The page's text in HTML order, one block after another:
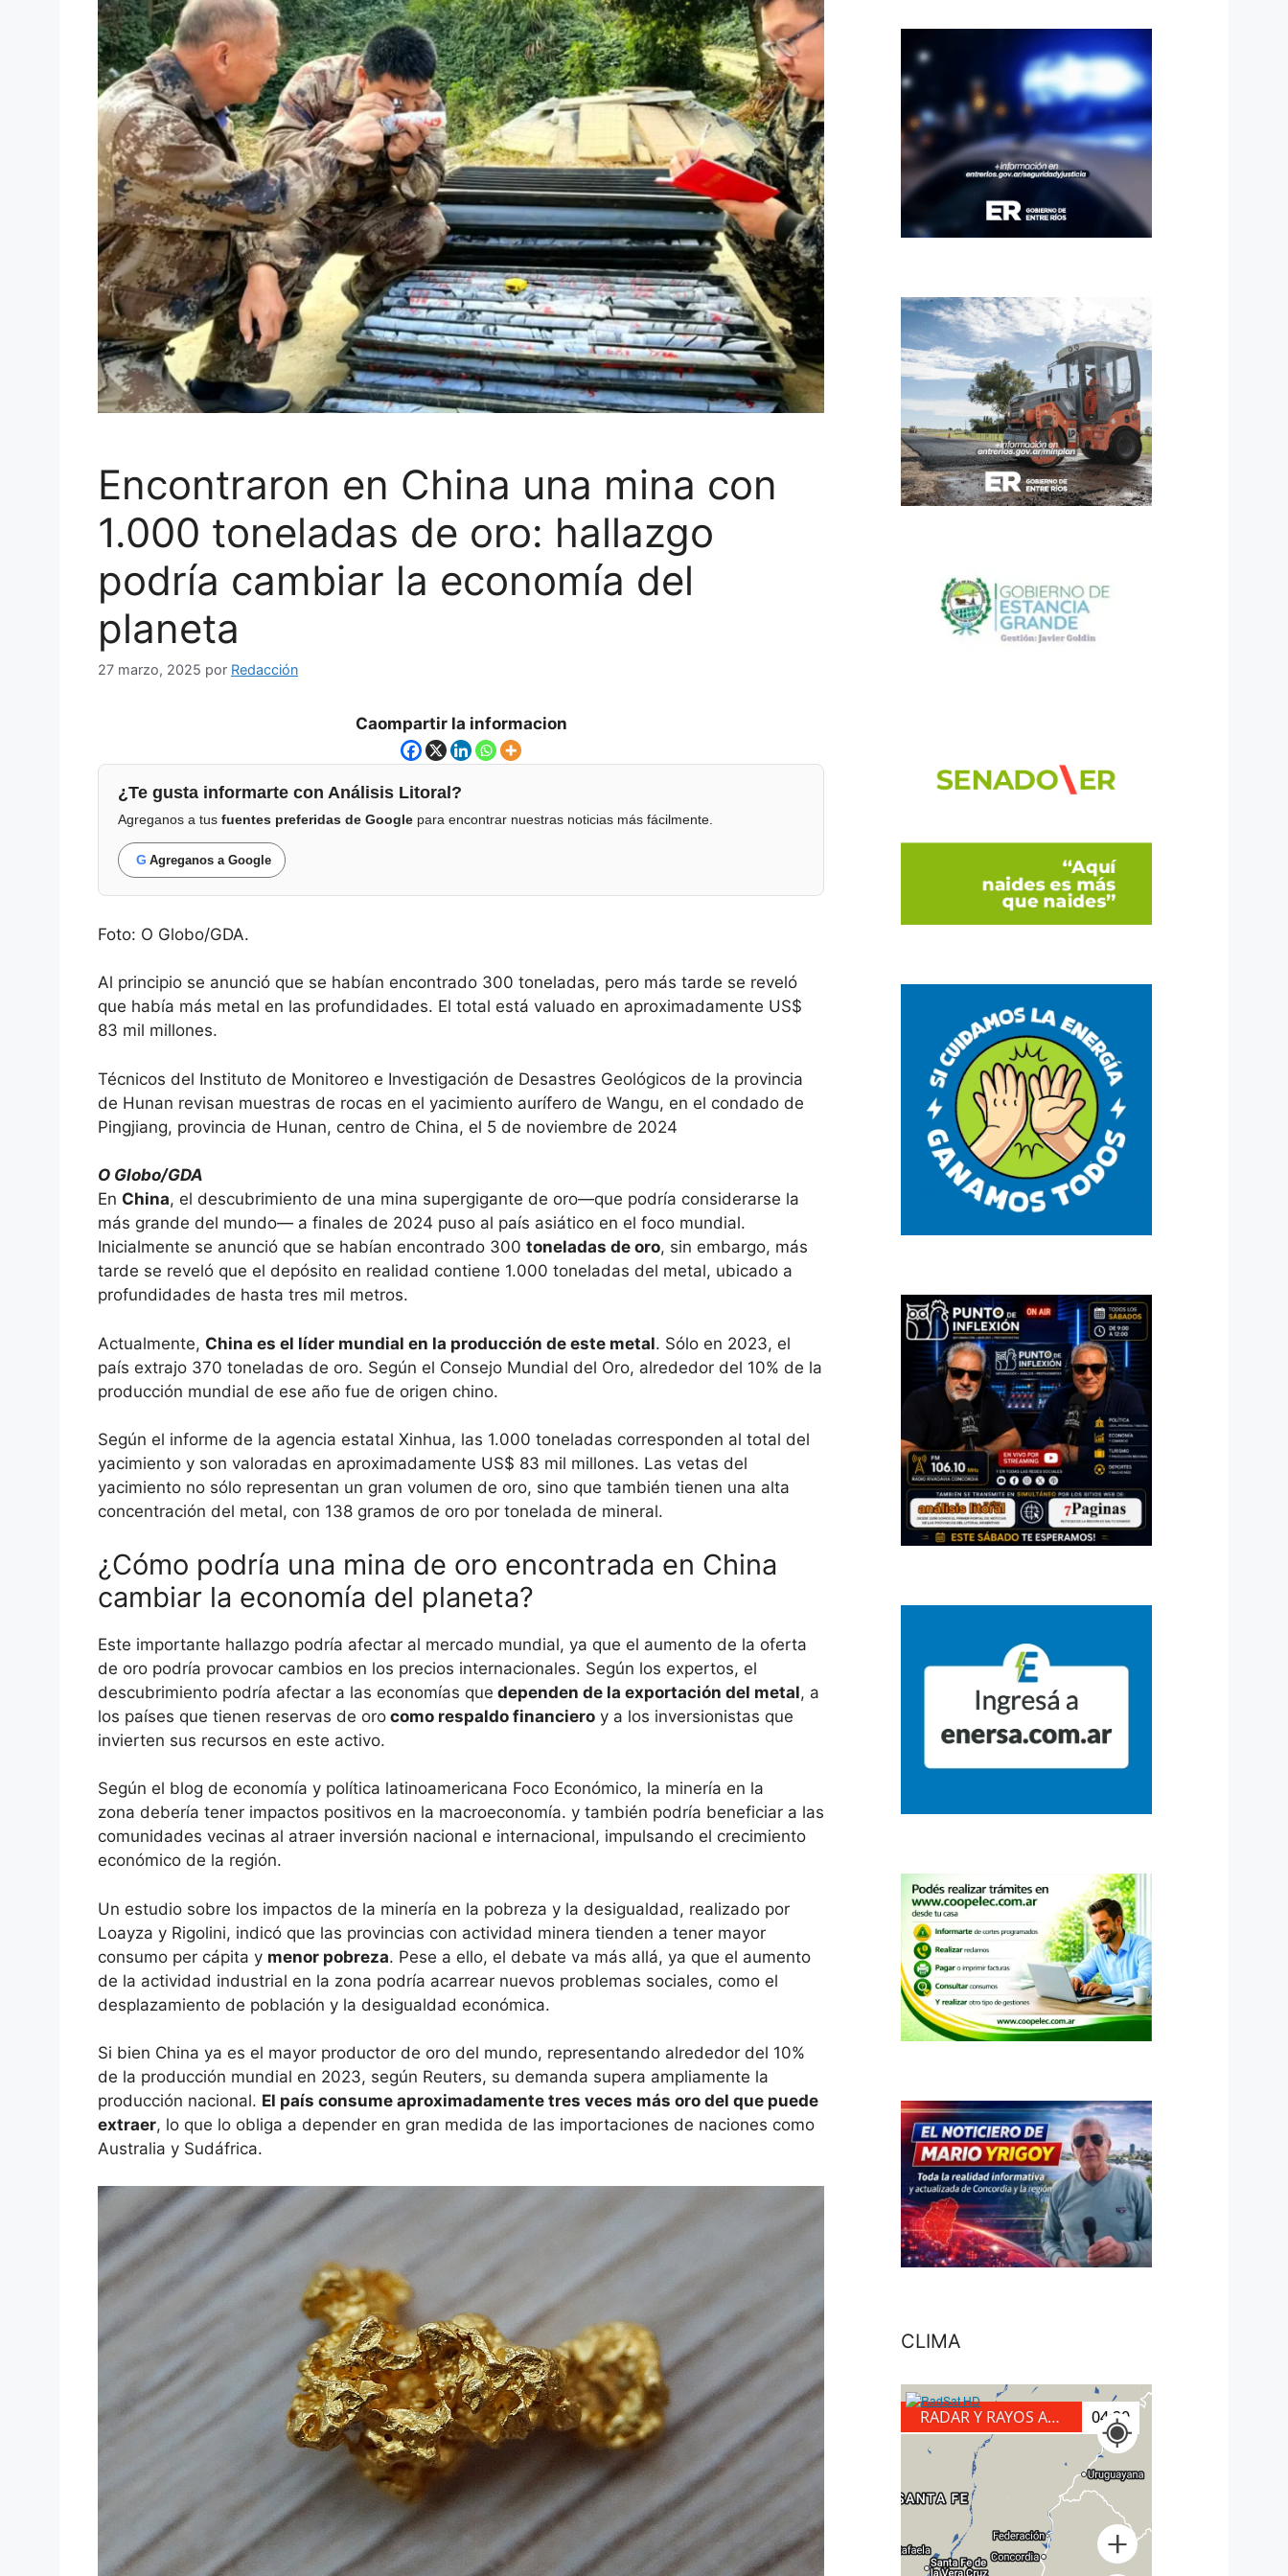
Encontraron en China una mina con
1.000 toneladas de oro: hallazgo
podría cambiar la economía del
planeta
27 marzo, 2025 por Redacción
Caompartir la informacion
¿Te gusta informarte con Análisis Litoral?
Agreganos a tus fuentes preferidas de Google para encontrar nuestras noticias más fácilmente.
G Agreganos a Google
Foto: O Globo/GDA.
Al principio se anunció que se habían encontrado 300 toneladas, pero más tarde se reveló
que había más metal en las profundidades. El total está valuado en aproximadamente US$
83 mil millones.
Técnicos del Instituto de Monitoreo e Investigación de Desastres Geológicos de la provincia
de Hunan revisan muestras de rocas en el yacimiento aurífero de Wangu, en el condado de
Pingjiang, provincia de Hunan, centro de China, el 5 de noviembre de 2024
O Globo/GDA
En China, el descubrimiento de una mina supergigante de oro—que podría considerarse la
más grande del mundo— a finales de 2024 puso al país asiático en el foco mundial.
Inicialmente se anunció que se habían encontrado 300 toneladas de oro, sin embargo, más
tarde se reveló que el depósito en realidad contiene 1.000 toneladas del metal, ubicado a
profundidades de hasta tres mil metros.
Actualmente, China es el líder mundial en la producción de este metal. Sólo en 2023, el
país extrajo 370 toneladas de oro. Según el Consejo Mundial del Oro, alrededor del 10% de la
producción mundial de ese año fue de origen chino.
Según el informe de la agencia estatal Xinhua, las 1.000 toneladas corresponden al total del
yacimiento y son valoradas en aproximadamente US$ 83 mil millones. Las vetas del
yacimiento no sólo representan un gran volumen de oro, sino que también tienen una alta
concentración del metal, con 138 gramos de oro por tonelada de mineral.
¿Cómo podría una mina de oro encontrada en China
cambiar la economía del planeta?
Este importante hallazgo podría afectar al mercado mundial, ya que el aumento de la oferta
de oro podría provocar cambios en los precios internacionales. Según los expertos, el
descubrimiento podría afectar a las economías que dependen de la exportación del metal, a
los países que tienen reservas de oro como respaldo financiero y a los inversionistas que
invierten sus recursos en este activo.
Según el blog de economía y política latinoamericana Foco Económico, la minería en la
zona debería tener impactos positivos en la macroeconomía. y también podría beneficiar a las
comunidades vecinas al atraer inversión nacional e internacional, impulsando el crecimiento
económico de la región.
Un estudio sobre los impactos de la minería en la pobreza y la desigualdad, realizado por
Loayza y Rigolini, indicó que las provincias con actividad minera tienden a tener mayor
consumo per cápita y menor pobreza. Pese a ello, el debate va más allá, ya que el aumento
de la actividad industrial en la zona podría acarrear nuevos problemas sociales, como el
desplazamiento de población y la desigualdad económica.
Si bien China ya es el mayor productor de oro del mundo, representando alrededor del 10%
de la producción mundial en 2023, según Reuters, su demanda supera ampliamente la
producción nacional. El país consume aproximadamente tres veces más oro del que puede
extraer, lo que lo obliga a depender en gran medida de las importaciones de naciones como
Australia y Sudáfrica.
CLIMA
RADAR Y RAYOS A TIERRA 04:40